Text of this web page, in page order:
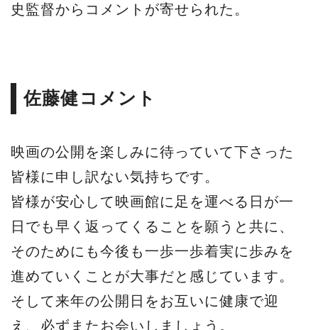
史監督からコメントが寄せられた。
佐藤健コメント
映画の公開を楽しみに待っていて下さった
皆様に申し訳ない気持ちです。
皆様が安心して映画館に足を運べる日が一
日でも早く返ってくることを願うと共に、
そのためにも今後も一歩一歩着実に歩みを
進めていくことが大事だと感じています。
そして来年の公開日をお互いに健康で迎
え、必ずまたお会いしましょう。